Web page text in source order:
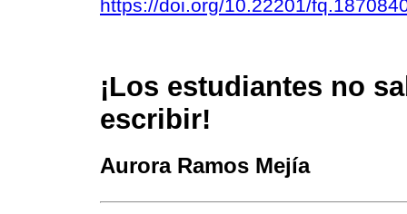
https://doi.org/10.22201/
¡Los estudiantes no
escribir!
Aurora Ramos Mejía